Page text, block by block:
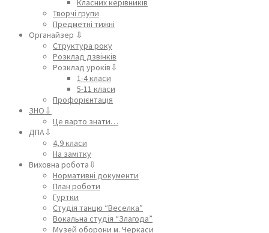
Класних керівників
Творчі групи
Предметні тижні
Органайзер ⇩
Структура року
Розклад дзвінків
Розклад уроків⇩
1-4 класи
5-11 класи
Профорієнтація
ЗНО⇩
Це варто знати…
ДПА⇩
4,9 класи
На замітку
Виховна робота⇩
Нормативні документи
План роботи
Гуртки
Студія танцю “Веселка”
Вокальна студія “Злагода”
Музей оборони м. Черкаси